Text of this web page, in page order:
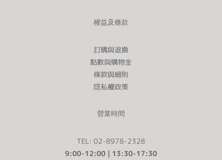
權益及條款
訂購與退換
點數與購物金
條款與細則
隱私權政策
營業時間
TEL: 02-8978-2328
9:00-12:00 | 13:30-17:30